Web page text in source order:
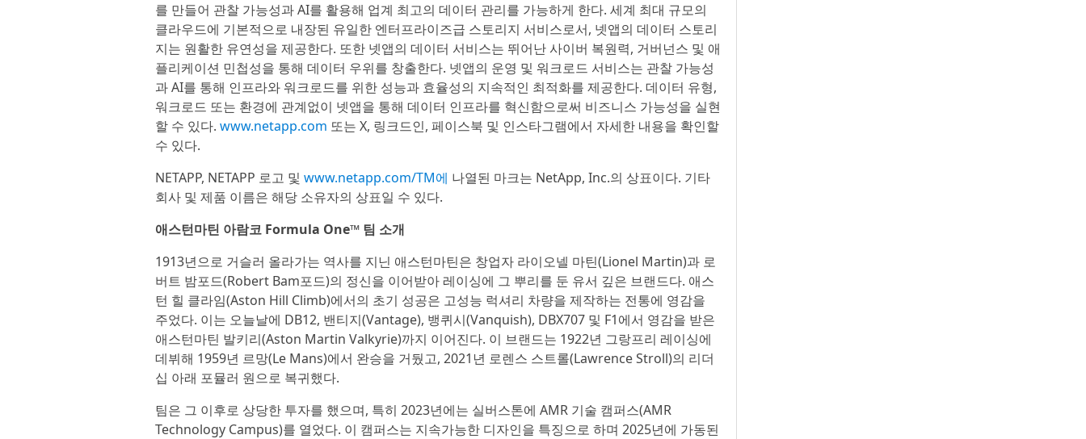
를 만들어 관찰 가능성과 AI를 활용해 업계 최고의 데이터 관리를 가능하게 한다. 세계 최대 규모의
클라우드에 기본적으로 내장된 유일한 엔터프라이즈급 스토리지 서비스로서, 넷앱의 데이터 스토리
지는 원활한 유연성을 제공한다. 또한 넷앱의 데이터 서비스는 뛰어난 사이버 복원력, 거버넌스 및 애
플리케이션 민첩성을 통해 데이터 우위를 창출한다. 넷앱의 운영 및 워크로드 서비스는 관찰 가능성
과 AI를 통해 인프라와 워크로드를 위한 성능과 효율성의 지속적인 최적화를 제공한다. 데이터 유형,
워크로드 또는 환경에 관계없이 넷앱을 통해 데이터 인프라를 혁신함으로써 비즈니스 가능성을 실현
할 수 있다. www.netapp.com 또는 X, 링크드인, 페이스북 및 인스타그램에서 자세한 내용을 확인할
수 있다.
NETAPP, NETAPP 로고 및 www.netapp.com/TM에 나열된 마크는 NetApp, Inc.의 상표이다. 기타
회사 및 제품 이름은 해당 소유자의 상표일 수 있다.
애스턴마틴 아람코 Formula One™ 팀 소개
1913년으로 거슬러 올라가는 역사를 지닌 애스턴마틴은 창업자 라이오넬 마틴(Lionel Martin)과 로
버트 밤포드(Robert Bam포드)의 정신을 이어받아 레이싱에 그 뿌리를 둔 유서 깊은 브랜드다. 애스
턴 힐 클라임(Aston Hill Climb)에서의 초기 성공은 고성능 럭셔리 차량을 제작하는 전통에 영감을
주었다. 이는 오늘날에 DB12, 밴티지(Vantage), 뱅퀴시(Vanquish), DBX707 및 F1에서 영감을 받은
애스턴마틴 발키리(Aston Martin Valkyrie)까지 이어진다. 이 브랜드는 1922년 그랑프리 레이싱에
데뷔해 1959년 르망(Le Mans)에서 완승을 거뒀고, 2021년 로렌스 스트롤(Lawrence Stroll)의 리더
십 아래 포뮬러 원으로 복귀했다.
팀은 그 이후로 상당한 투자를 했으며, 특히 2023년에는 실버스톤에 AMR 기술 캠퍼스(AMR
Technology Campus)를 열었다. 이 캠퍼스는 지속가능한 디자인을 특징으로 하며 2025년에 가동된